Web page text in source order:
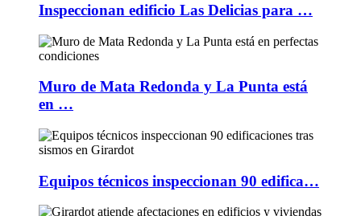
Inspeccionan edificio Las Delicias para …
Muro de Mata Redonda y La Punta está
en …
Equipos técnicos inspeccionan 90 edifica…